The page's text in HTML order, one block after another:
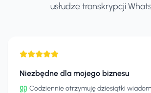
usłudze transkrypcji
Niezbędne dla mojego biznesu
Codziennie otrzymuję dziesiątki